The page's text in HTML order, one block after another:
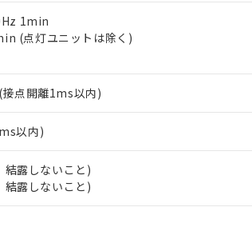
1min
(点灯ユニットは除く)
点開離1ms以内)
以内)
露しないこと)
露しないこと)